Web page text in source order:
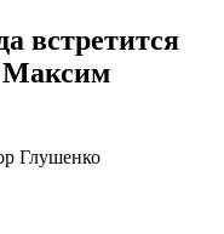
встретится
Максим
Глушенко